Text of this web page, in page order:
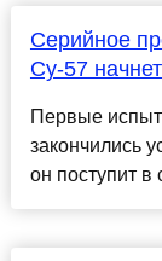
Серийное
Су-57
Первые
закончились
он поступит в